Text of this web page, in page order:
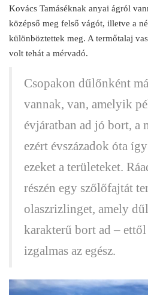
Kovács Tamáséknak anyai ágról
középső meg felső vágót, illetve a
különböztettek meg. A termőtalaj
volt tehát a mérvadó.
Csopakon dűlőnként
vannak, van, amelyik
évjáratban ad jó bort, a
ezért évszázadok óta
ezeket a területeket.
részén egy szőlőfajtát
olaszrizlinget, amely
karakterű bort ad –
izgalmas az egész.